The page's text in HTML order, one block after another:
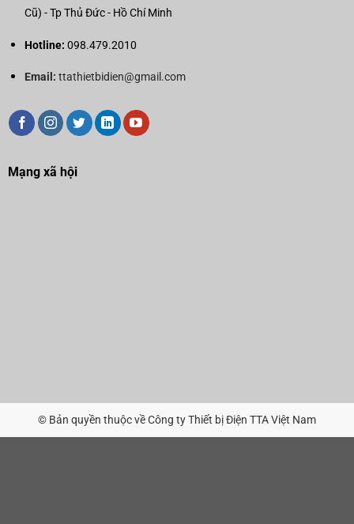
Cũ) - Tp Thủ Đức - Hồ Chí Minh
Hotline: 098.479.2010
Email: ttathietbidien@gmail.com
Mạng xã hội
© Bản quyền thuộc về Công ty Thiết bị Điện TTA Việt Nam